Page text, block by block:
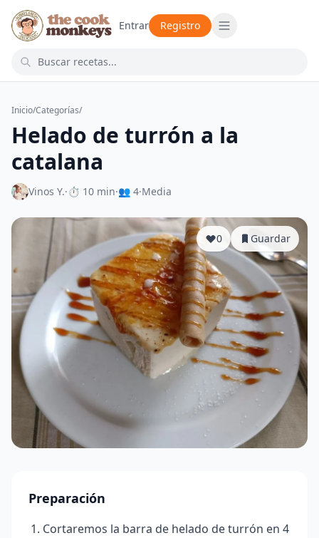
Entrar Registro
Inicio/Categorías/
Helado de turrón a la
catalana
Vinos Y.·⏱ 10 min·👥 4·Media
0 Guardar
Preparación
Cortaremos la barra de helado de turrón en 4